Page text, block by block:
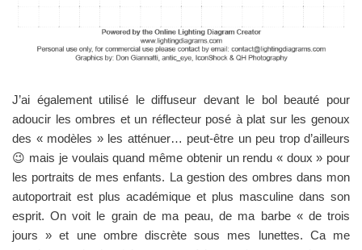
J’ai également utilisé le diffuseur devant le bol beauté pour
adoucir les ombres et un réflecteur posé à plat sur les genoux
des « modèles » les atténuer… peut-être un peu trop d’ailleurs
😉 mais je voulais quand même obtenir un rendu « doux » pour
les portraits de mes enfants. La gestion des ombres dans mon
autoportrait est plus académique et plus masculine dans son
esprit. On voit le grain de ma peau, de ma barbe « de trois
jours » et une ombre discrète sous mes lunettes. Ca me